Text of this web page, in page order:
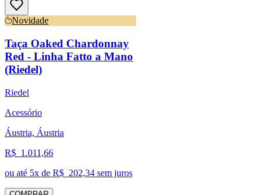
Novidade
Taça Oaked Chardonnay
Red - Linha Fatto a Mano
(Riedel)
Riedel
Acessório
Áustria, Áustria
R$ 1.011,66
ou até 5x de R$ 202,34 sem juros